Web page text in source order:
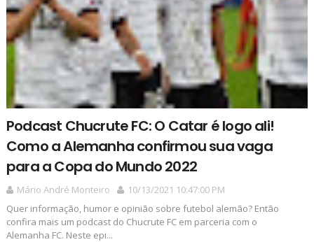
Podcast Chucrute FC: O Catar é logo ali!
Como a Alemanha confirmou sua vaga
para a Copa do Mundo 2022
Mário André Monteiro
10/13/2021 10:47:00 PM
Quer informação, humor e opinião sobre futebol alemão? Então
confira mais um podcast do Chucrute FC em parceria com o
Alemanha FC. Neste epi...